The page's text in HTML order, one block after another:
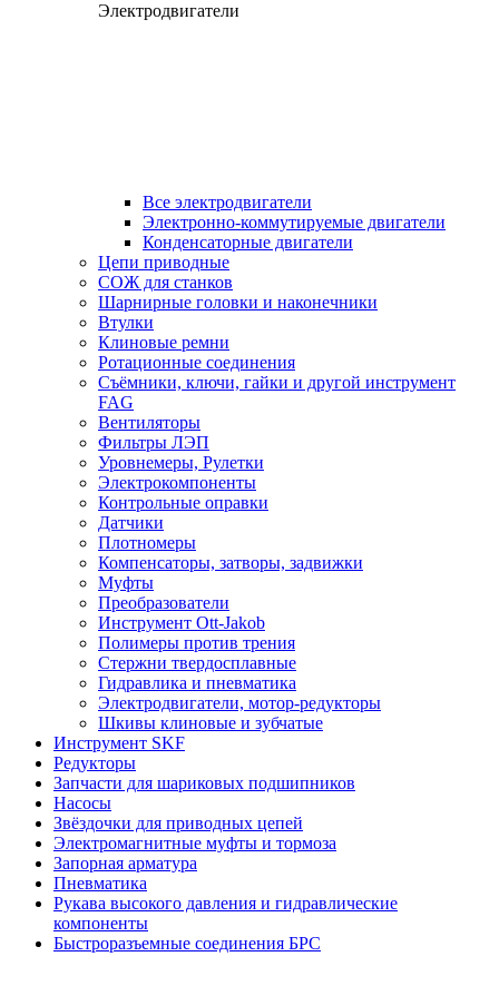
Электродвигатели
Все электродвигатели
Электронно-коммутируемые двигатели
Конденсаторные двигатели
Цепи приводные
СОЖ для станков
Шарнирные головки и наконечники
Втулки
Клиновые ремни
Ротационные соединения
Съёмники, ключи, гайки и другой инструмент
FAG
Вентиляторы
Фильтры ЛЭП
Уровнемеры, Рулетки
Электрокомпоненты
Контрольные оправки
Датчики
Плотномеры
Компенсаторы, затворы, задвижки
Муфты
Преобразователи
Инструмент Ott-Jakob
Полимеры против трения
Стержни твердосплавные
Гидравлика и пневматика
Электродвигатели, мотор-редукторы
Шкивы клиновые и зубчатые
Инструмент SKF
Редукторы
Запчасти для шариковых подшипников
Насосы
Звёздочки для приводных цепей
Электромагнитные муфты и тормоза
Запорная арматура
Пневматика
Рукава высокого давления и гидравлические
компоненты
Быстроразъемные соединения БРС